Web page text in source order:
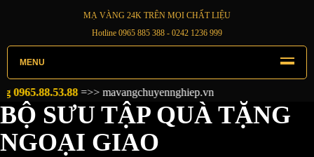
MẠ VÀNG 24K TRÊN MỌI CHẤT LIỆU
Hotline 0965 885 388 - 0242 1236 999
MENU
=>>mavangchuyennghiep.vn
BỘ SƯU TẬP QUÀ TẶNG
NGOẠI GIAO